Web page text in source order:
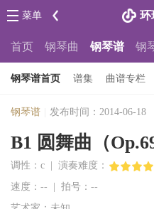
环
菜单
首页 钢琴曲 钢琴谱 钢
钢琴谱首页 谱集 曲谱专栏
钢琴谱 发布时间：2014-06-18
B1 圆舞曲（
调性：c | 演奏难度：
速度：-- | 拍号：--